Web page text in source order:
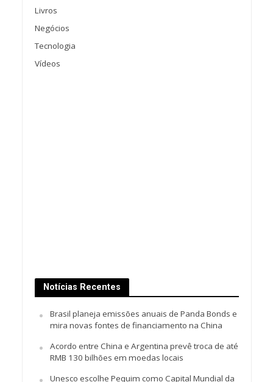
Livros
Negócios
Tecnologia
Vídeos
Notícias Recentes
Brasil planeja emissões anuais de Panda Bonds e
mira novas fontes de financiamento na China
Acordo entre China e Argentina prevê troca de até
RMB 130 bilhões em moedas locais
Unesco escolhe Pequim como Capital Mundial da